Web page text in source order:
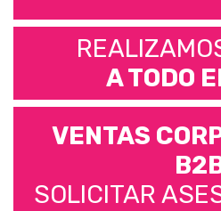
A TODO
VENTAS
SOLICITAR